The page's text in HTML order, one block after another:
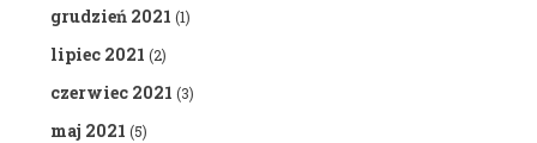
grudzień 2021 (1)
lipiec 2021 (2)
czerwiec 2021 (3)
maj 2021 (5)